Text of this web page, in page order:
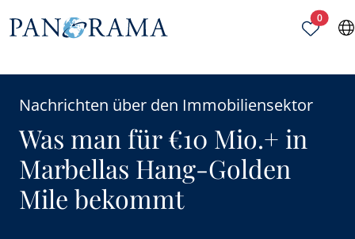
0
Nachrichten über den Immobiliensektor
Was man für €10 Mio.+ in
Marbellas Hang-Golden
Mile bekommt